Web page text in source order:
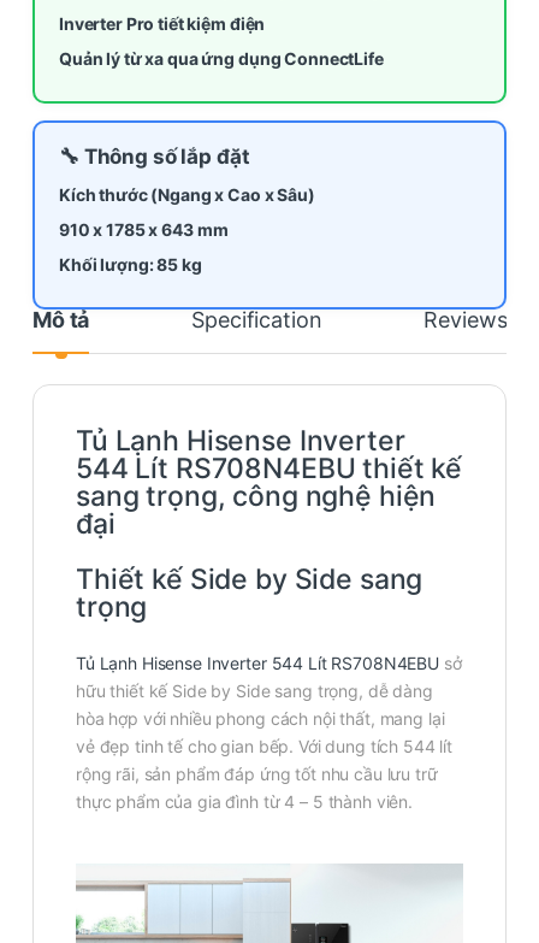
Inverter Pro tiết kiệm điện
Quản lý từ xa qua ứng dụng ConnectLife
🔧 Thông số lắp đặt
Kích thước (Ngang x Cao x Sâu)
910 x 1785 x643mm
Khối lượng: 85 kg
Mô tả Specification Reviews
Tủ Lạnh Hisense Inverter
544 Lít RS708N4EBU thiết kế
sang trọng, công nghệ hiện
đại
Thiết kế Side by Side sang
trọng
Tủ Lạnh Hisense Inverter 544 Lít RS708N4EBUsở
hữu thiết kế Side by Side sang trọng, dễ dàng
hòa hợp với nhiều phong cách nội thất, mang lại
vẻ đẹp tinh tế cho gian bếp. Với dung tích 544 lít
rộng rãi, sản phẩm đáp ứng tốt nhu cầu lưu trữ
thực phẩm của gia đình từ 4 – 5 thành viên.